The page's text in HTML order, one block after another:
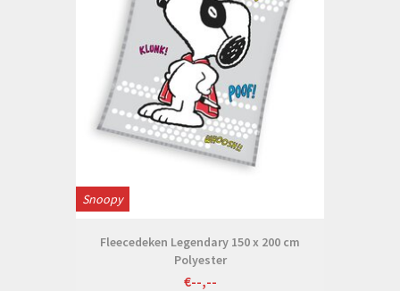
Snoopy
Fleecedeken Legendary 150 x 200 cm
Polyester
€--,--